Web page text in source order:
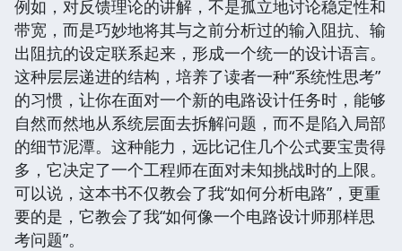
例如，对反馈理论的讲解，不是孤立地讨论稳定性和
带宽，而是巧妙地将其与之前分析过的输入阻抗、输
出阻抗的设定联系起来，形成一个统一的设计语言。
这种层层递进的结构，培养了读者一种“系统性思考”
的习惯，让你在面对一个新的电路设计任务时，能够
自然而然地从系统层面去拆解问题，而不是陷入局部
的细节泥潭。这种能力，远比记住几个公式要宝贵得
多，它决定了一个工程师在面对未知挑战时的上限。
可以说，这本书不仅教会了我“如何分析电路”，更重
要的是，它教会了我“如何像一个电路设计师那样思
考问题”。